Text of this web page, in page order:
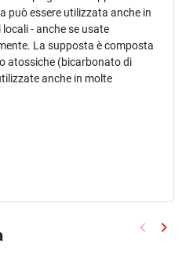
può essere utilizzata anche in
- anche se usate
La supposta è composta
atossiche (bicarbonato di
anche in molte
keyboard_arrow_left keyboard_arrow_right